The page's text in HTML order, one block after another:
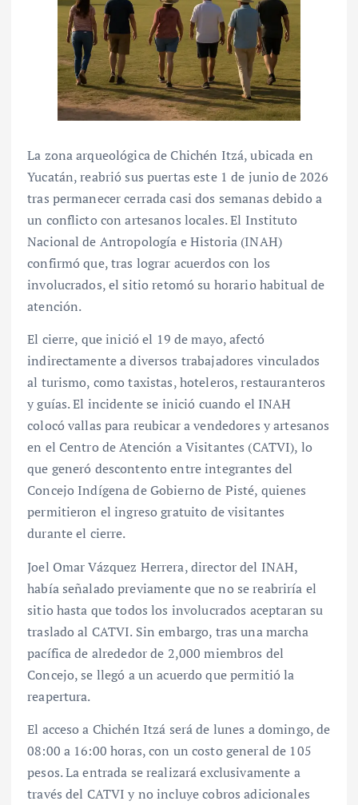
La zona arqueológica de Chichén Itzá, ubicada en
Yucatán, reabrió sus puertas este 1 de junio de 2026
tras permanecer cerrada casi dos semanas debido a
un conflicto con artesanos locales. El Instituto
Nacional de Antropología e Historia (INAH)
confirmó que, tras lograr acuerdos con los
involucrados, el sitio retomó su horario habitual de
atención.
El cierre, que inició el 19 de mayo, afectó
indirectamente a diversos trabajadores vinculados
al turismo, como taxistas, hoteleros, restauranteros
y guías. El incidente se inició cuando el INAH
colocó vallas para reubicar a vendedores y artesanos
en el Centro de Atención a Visitantes (CATVI), lo
que generó descontento entre integrantes del
Concejo Indígena de Gobierno de Pisté, quienes
permitieron el ingreso gratuito de visitantes
durante el cierre.
Joel Omar Vázquez Herrera, director del INAH,
había señalado previamente que no se reabriría el
sitio hasta que todos los involucrados aceptaran su
traslado al CATVI. Sin embargo, tras una marcha
pacífica de alrededor de 2,000 miembros del
Concejo, se llegó a un acuerdo que permitió la
reapertura.
El acceso a Chichén Itzá será de lunes a domingo, de
08:00 a 16:00 horas, con un costo general de 105
pesos. La entrada se realizará exclusivamente a
través del CATVI y no incluye cobros adicionales